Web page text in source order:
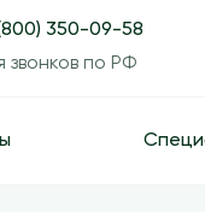
350-09-58
звонков по РФ